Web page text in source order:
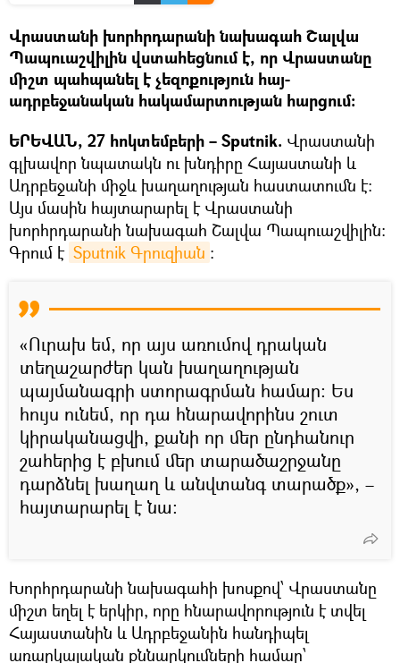
Վրաստանի խորհրդարանի նախագահ Շալվա
Պապուաշվիլին վստահեցնում է, որ Վրաստանը
միշտ պահպանել է չեզոքություն հայ-
ադրբեջանական հակամարտության հարցում։
ԵՐԵՎԱՆ, 27 հոկտեմբերի – Sputnik. Վրաստանի
գլխավոր նպատակն ու խնդիրը Հայաստանի և
Ադրբեջանի միջև խաղաղության հաստատումն է։
Այս մասին հայտարարել է Վրաստանի
խորհրդարանի նախագահ Շալվա Պապուաշվիլին:
Գրում է Sputnik Գրուզիան ։
«Ուրախ եմ, որ այս առումով դրական
տեղաշարժեր կան խաղաղության
պայմանագրի ստորագրման համար։ Ես
հույս ունեմ, որ դա հնարավորինս շուտ
կիրականացվի, քանի որ մեր ընդհանուր
շահերից է բխում մեր տարածաշրջանը
դարձնել խաղաղ և անվտանգ տարածք», –
հայտարարել է նա։
Խորհրդարանի նախագահի խոսքով՝ Վրաստանը
միշտ եղել է երկիր, որը հնարավորություն է տվել
Հայաստանին և Ադրբեջանին հանդիպել
առարկայական քննարկումների համար՝